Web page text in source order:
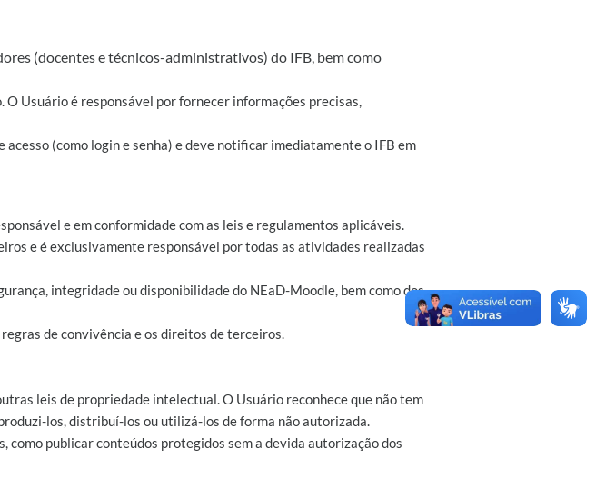
(docentes e técnicos-administrativos) do IFB, bem como
Usuário é responsável por fornecer informações precisas,
(como login e senha) e deve notificar imediatamente o IFB em
e em conformidade com as leis e regulamentos aplicáveis.
e é exclusivamente responsável por todas as atividades realizadas
integridade ou disponibilidade do NEaD-Moodle, bem como dos
de convivência e os direitos de terceiros.
leis de propriedade intelectual. O Usuário reconhece que não tem
los, distribuí-los ou utilizá-los de forma não autorizada.
publicar conteúdos protegidos sem a devida autorização dos